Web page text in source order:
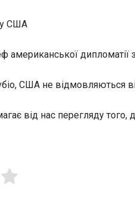
США
американської
США не відмовляються
від нас перегляду